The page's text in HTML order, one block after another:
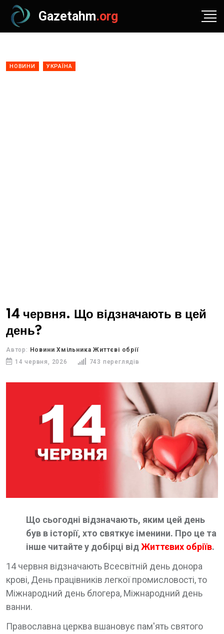
Gazetahm.org
НОВИНИ УКРАЇНА
14 червня. Що відзначають в цей
день?
Автор: Новини Хмільника Життєві обрії
14 червня, 2026
743 переглядів
Що сьогодні відзначають, яким цей день
був в історії, хто святкує іменини. Про це та
інше читайте у добірці відЖиттєвих обріїв.
14 червня відзначають Всесвітній день донора
крові, День працівників легкої промисловості, то
Міжнародний день блогера, Міжнародний день
ванни.
Православна церква вшановує пам'ять святого